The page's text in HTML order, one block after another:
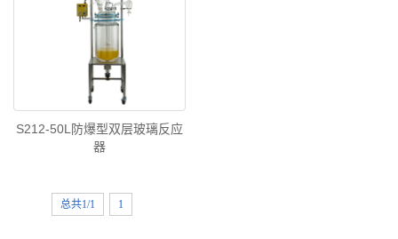
S212-50L防爆型双层玻璃反应
器
总共1/1 1